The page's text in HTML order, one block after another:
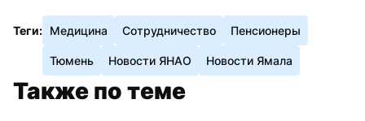
Теги: Медицина Сотрудничество Пенсионеры
Тюмень Новости ЯНАО Новости Ямала
Также по теме